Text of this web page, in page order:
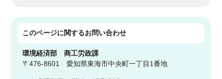
このページに関するお問い合わせ
環境経済部商工労政課
〒476-8601 愛知県東海市中央町一丁目1番地